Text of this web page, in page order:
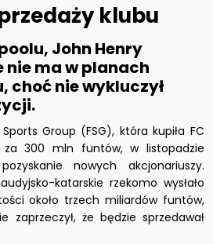
klubu
John Henry
nie ma w planach
choć nie wykluczył
Group (FSG), która kupiła FC
za 300 mln funtów, w listopadzie
nowych akcjonariuszy.
katarskie rzekomo wysłało
około trzech miliardów funtów,
zaprzeczył, że będzie sprzedawał